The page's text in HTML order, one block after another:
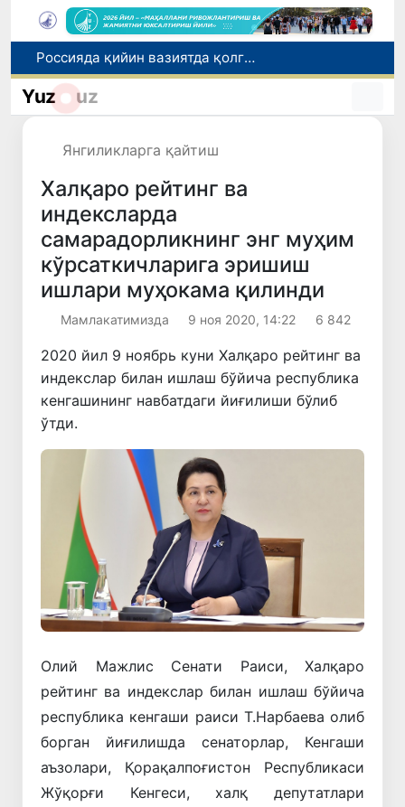
2030 йилгача хавфли чиқиндиларни қайта ишлаш даражаси 20 фоизга етказилади
Ўзбекистон илк бор Халқаро информатика олимпиадаси — IOI 2026га мезбонлик қилади
Yuz uz
Янгиликларга қайтиш
Халқаро рейтинг ва
индексларда
самарадорликнинг энг муҳим
кўрсаткичларига эришиш
ишлари муҳокама қилинди
Мамлакатимизда 9 ноя 2020, 14:22 6 842
2020 йил 9 ноябрь куни Халқаро рейтинг ва
индекслар билан ишлаш бўйича республика
кенгашининг навбатдаги йиғилиши бўлиб
ўтди.
Олий Мажлис Сенати Раиси, Халқаро
рейтинг ва индекслар билан ишлаш бўйича
республика кенгаши раиси Т.Нарбаева олиб
борган йиғилишда сенаторлар, Кенгаши
аъзолари, Қорақалпоғистон Республикаси
Жўқорғи Кенгеси, халқ депутатлари